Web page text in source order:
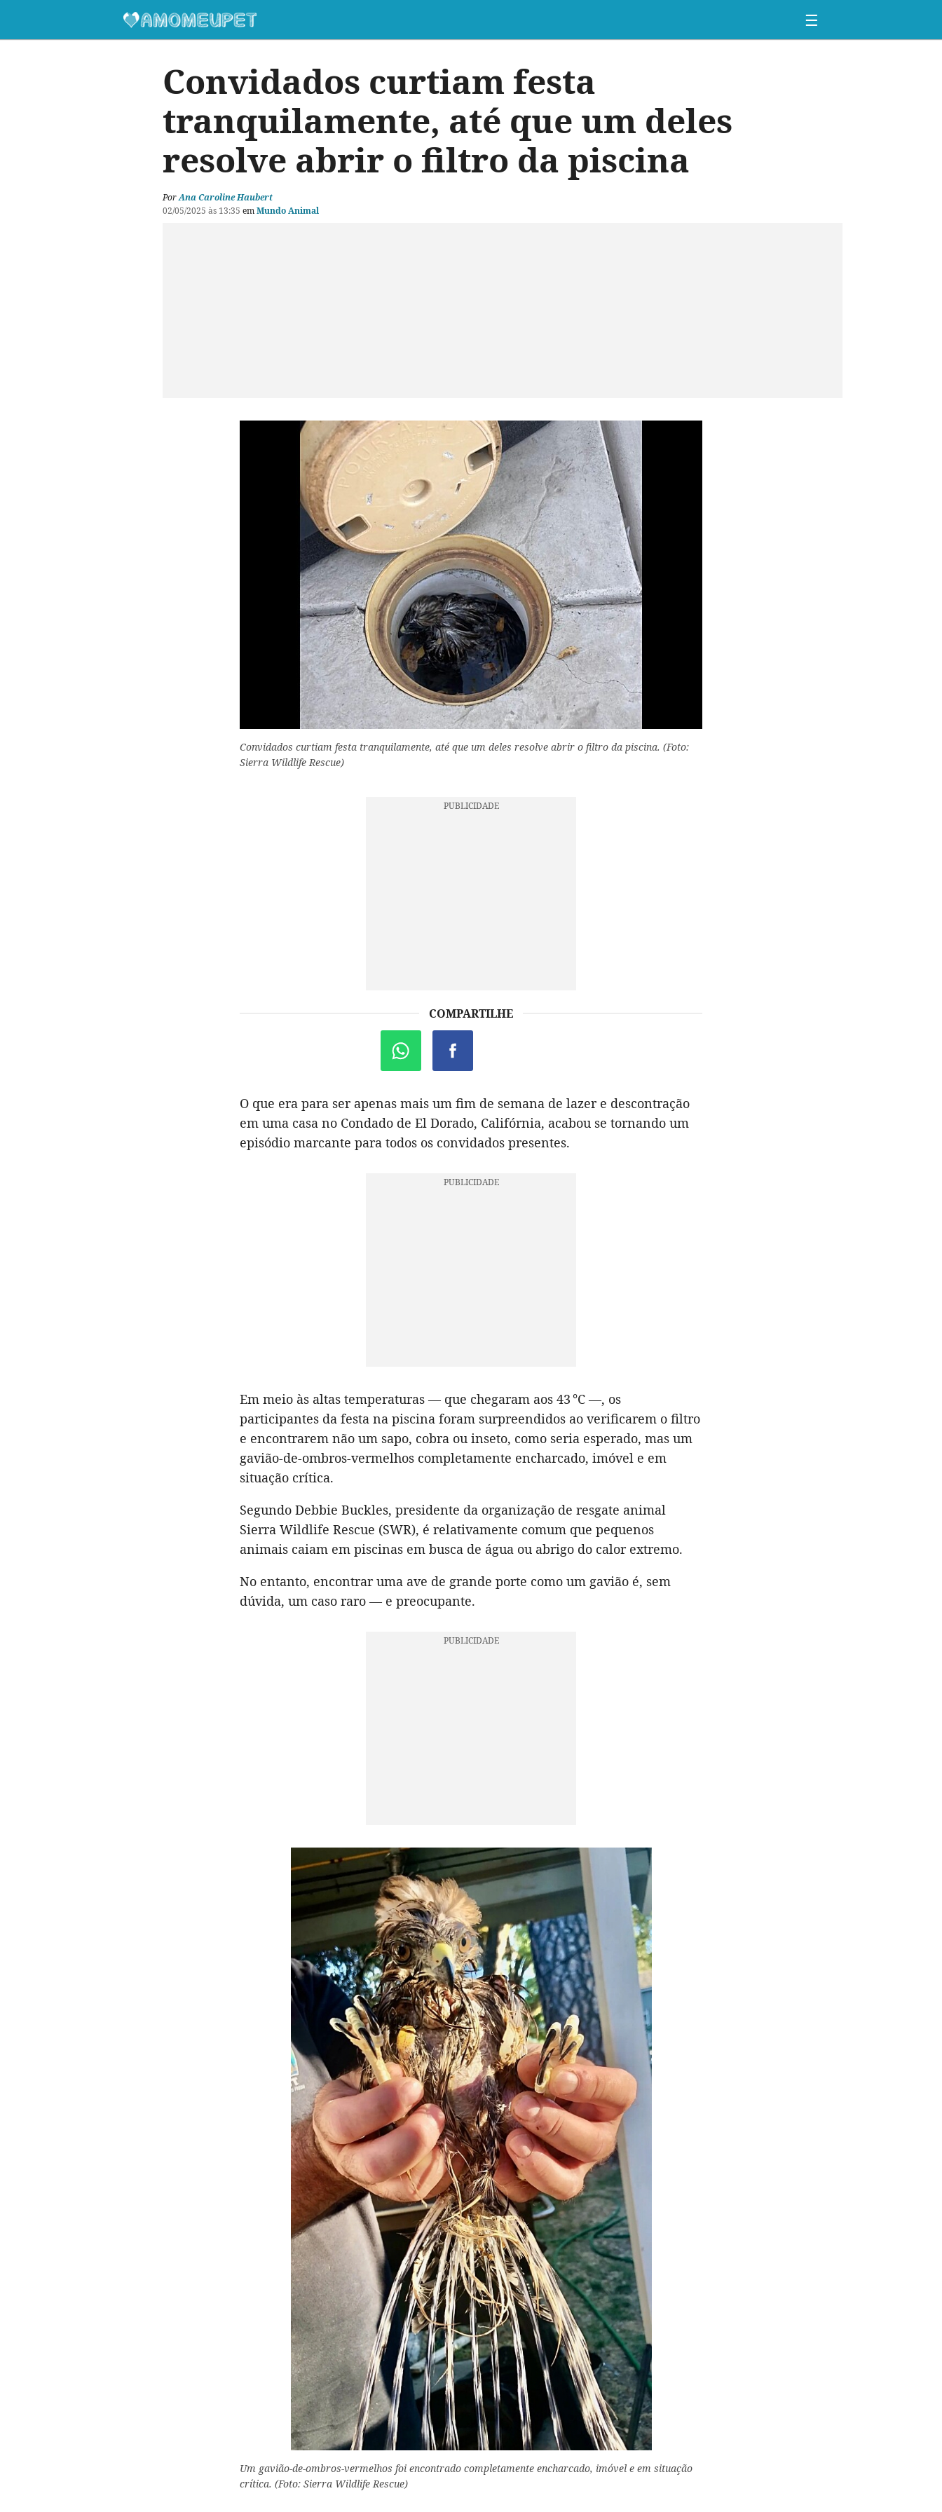
☰
Convidados curtiam festa
tranquilamente, até que um deles
resolve abrir o filtro da piscina
PorAna Caroline Haubert
02/05/2025 às 13:35 emMundo Animal
Convidados curtiam festa tranquilamente, até que um deles resolve abrir o filtro da piscina. (Foto:
Sierra Wildlife Rescue)
COMPARTILHE
O que era para ser apenas mais um fim de semana de lazer e descontração
em uma casa no Condado de El Dorado, Califórnia, acabou se tornando um
episódio marcante para todos os convidados presentes.
Em meio às altas temperaturas — que chegaram aos 43 °C —, os
participantes da festa na piscina foram surpreendidos ao verificarem o filtro
e encontrarem não um sapo, cobra ou inseto, como seria esperado, mas um
gavião-de-ombros-vermelhos completamente encharcado, imóvel e em
situação crítica.
Segundo Debbie Buckles, presidente da organização de resgate animal
Sierra Wildlife Rescue (SWR), é relativamente comum que pequenos
animais caiam em piscinas em busca de água ou abrigo do calor extremo.
No entanto, encontrar uma ave de grande porte como um gavião é, sem
dúvida, um caso raro — e preocupante.
Um gavião-de-ombros-vermelhos foi encontrado completamente encharcado, imóvel e em situação
crítica. (Foto: Sierra Wildlife Rescue)